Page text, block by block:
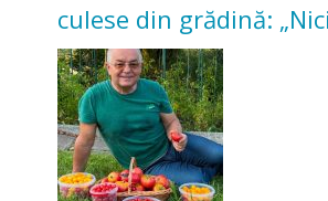
culese din grădină:
nu poate oferi această